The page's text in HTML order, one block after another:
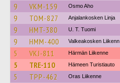
9 VKM-159 Osmo Aho
9 TOM-827 Anjalankosken Linja
9 HMT-380 U. T. Tuomi
9 HMM-400 Valkeakosken Liikenn
5 VKJ-811 Härmän Liikenne
5 TRE-110 Hämeen Turistiauto
5 TPP-462 Oras Liikenne